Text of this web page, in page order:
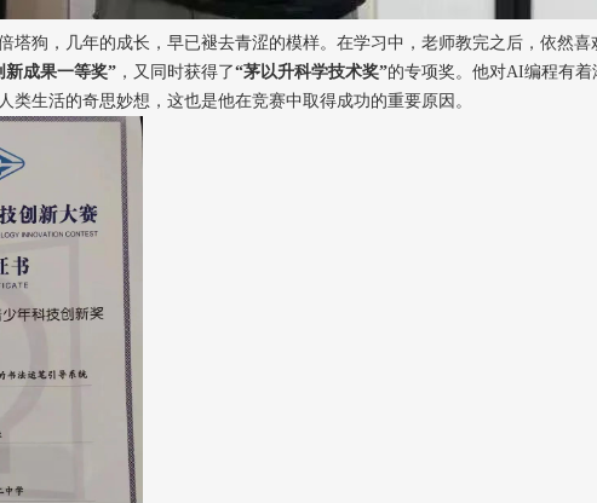
塔狗，几年的成长，早已褪去青涩的模样。在学习中，老师教完之后，依然
新成果一等奖” ，又同时获得了“茅以升科学技术奖”的专项奖。他对AI编程有
类生活的奇思妙想，这也是他在竞赛中取得成功的重要原因。